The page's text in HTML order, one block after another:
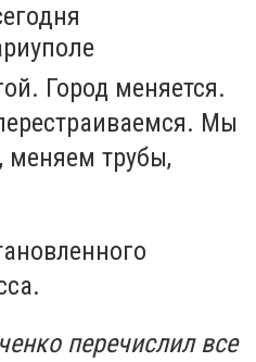
Город меняется.
Мы
меняем трубы,
перечислил все